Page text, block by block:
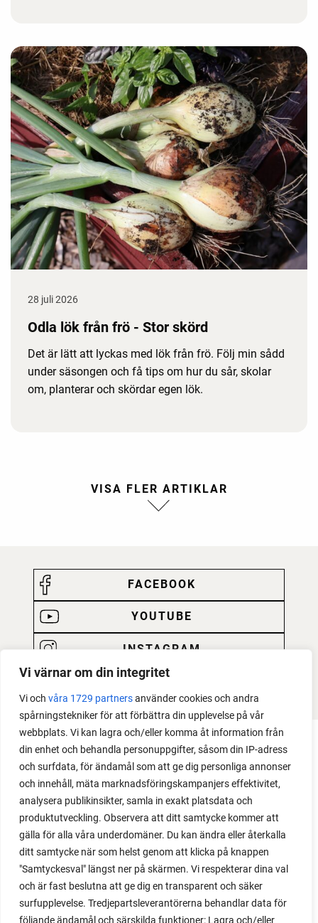
Vi värnar om din integritet
Vi och våra 1729 partnersanvänder cookies och andra
spårningstekniker för att förbättra din upplevelse på vår
webbplats. Vi kan lagra och/eller komma åt information från
din enhet och behandla personuppgifter, såsom din IP-adress
och surfdata, för ändamål som att ge dig personliga annonser
och innehåll, mäta marknadsföringskampanjers effektivitet,
analysera publikinsikter, samla in exakt platsdata och
produktutveckling. Observera att ditt samtycke kommer att
gälla för alla våra underdomäner. Du kan ändra eller återkalla
ditt samtycke när som helst genom att klicka på knappen
"Samtyckesval" längst ner på skärmen. Vi respekterar dina val
och är fast beslutna att ge dig en transparent och säker
surfupplevelse. Tredjepartsleverantörerna behandlar data för
följande ändamål och särskilda funktioner: Lagra och/eller
28 juli 2026
Odla lök från frö - Stor skörd
Det är lätt att lyckas med lök från frö. Följ min sådd
under säsongen och få tips om hur du sår, skolar
om, planterar och skördar egen lök.
FACEBOOK
YOUTUBE
INSTAGRAM
PODCAST